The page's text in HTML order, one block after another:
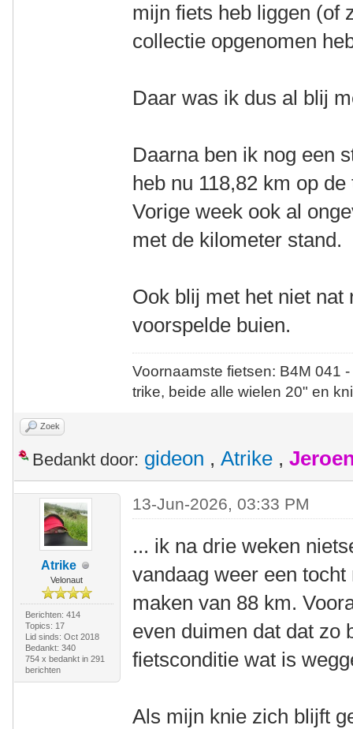
mijn fiets heb liggen (of
collectie opgenomen
Daar was ik dus al blij
Daarna ben ik nog een
heb nu 118,82 km op
Vorige week ook al
met de kilometer stand.
Ook blij met het niet nat
voorspelde buien.
Voornaamste fietsen: B4M
trike, beide alle wielen 20" en
Zoek
Bedankt door: gideon , Atrike ,
Atrike
Velonaut
Berichten: 414
Topics: 17
Lid sinds: Oct 2018
Bedankt: 340
754 x bedankt in 291
berichten
13-Jun-2026, 03:33 PM
... ik na drie weken
vandaag weer een
maken van 88 km.
even duimen dat dat zo
fietsconditie wat is
Als mijn knie zich blijft